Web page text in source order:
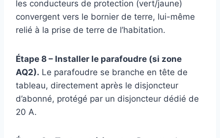
les conducteurs de protection (vert/jaune)
convergent vers le bornier de terre, lui-même
relié à la prise de terre de l’habitation.
Étape 8 – Installer le parafoudre (si zone
AQ2). Le parafoudre se branche en tête de
tableau, directement après le disjoncteur
d’abonné, protégé par un disjoncteur dédié de
20 A.